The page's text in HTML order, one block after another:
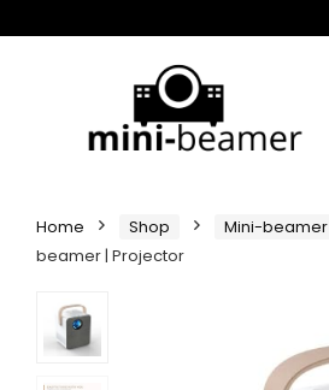
Home Shop Mini-beamer
beamer | Projector